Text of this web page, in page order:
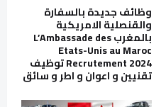
وظائف جديدة بالسفارة
والقنصلية الامريكية
بالمغرب L’Ambassade des
Etats-Unis au Maroc
Recrutement 2024 توظيف
تقنيين و اعوان و اطر و سائق